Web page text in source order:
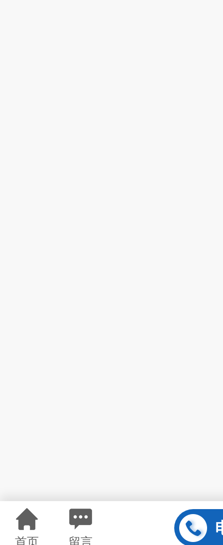
首页 留言